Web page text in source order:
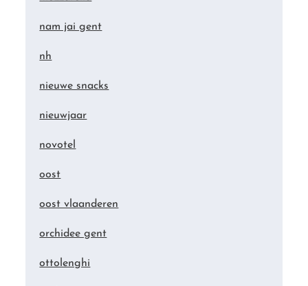
nam jai gent
nh
nieuwe snacks
nieuwjaar
novotel
oost
oost vlaanderen
orchidee gent
ottolenghi